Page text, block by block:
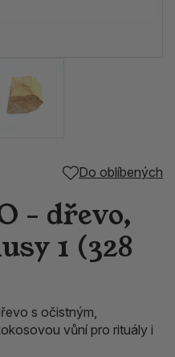
Do oblíbených
- dřevo,
1 (328
s očistným,
vůní pro rituály i